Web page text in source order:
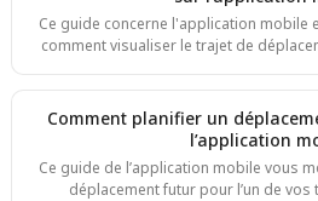
barre du bas pour ouvrir le menu.
démarrer un nouveau
Ce guide concerne l'application mobile
comment visualiser le trajet de
qu'un collier (neckband) s'est déplacé
carte, repérez l'animal que vous
de votre mob apparaît sous la forme
son paddock.
Comment planifier un
l’application
Ce guide de l’application mobile vous
déplacement futur pour l’un de vos